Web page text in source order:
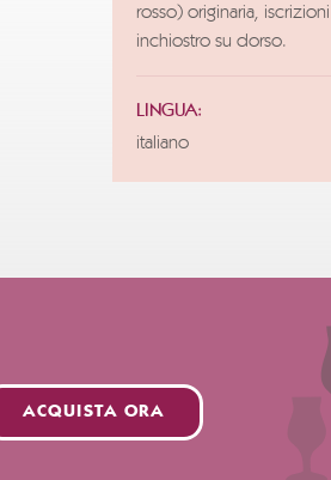
rosso) originaria,
inchiostro su dorso.
LINGUA:
italiano
ACQUISTA ORA